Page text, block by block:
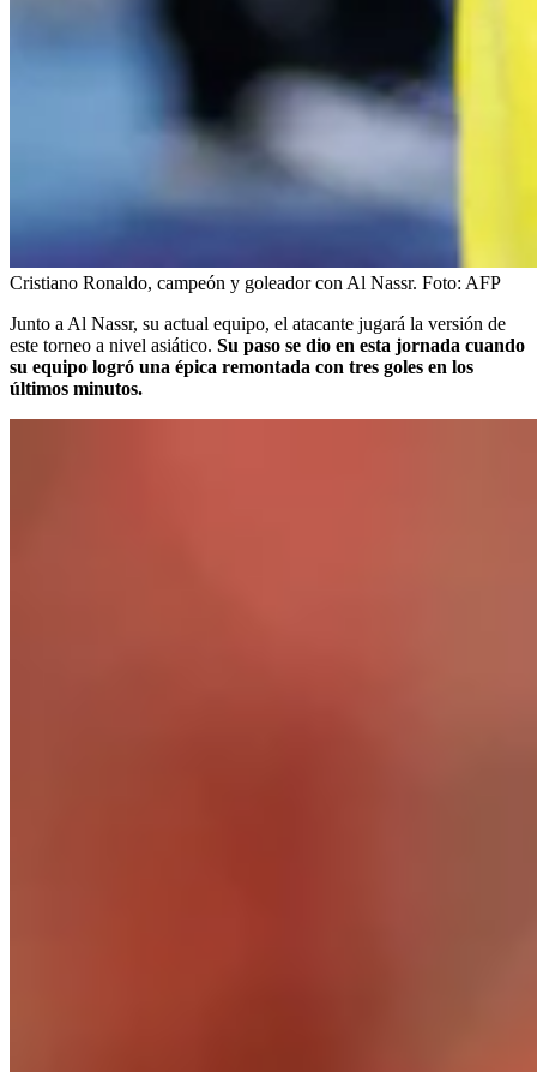
Cristiano Ronaldo, campeón y goleador con Al Nassr. Foto: AFP
Junto a Al Nassr, su actual equipo, el atacante jugará la versión de
este torneo a nivel asiático. Su paso se dio en esta jornada cuando
su equipo logró una épica remontada con tres goles en los
últimos minutos.